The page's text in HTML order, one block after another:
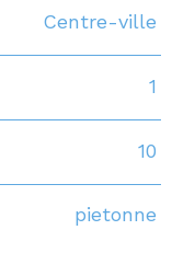
Centre-ville
1
10
pietonne